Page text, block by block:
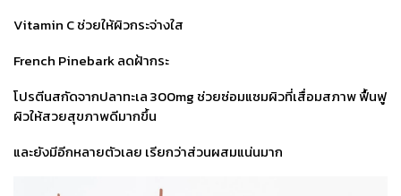
Vitamin C ช่วยให้ผิวกระจ่างใส
French Pinebark ลดฝ้ากระ
โปรตีนสกัดจากปลาทะเล 300mg ช่วยซ่อมแซมผิวที่เสื่อมสภาพ ฟื้นฟู
ผิวให้สวยสุขภาพดีมากขึ้น
และยังมีอีกหลายตัวเลย เรียกว่าส่วนผสมแน่นมาก